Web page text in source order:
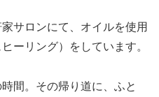
サロンにて、オイルを使用
ーリング）をしています。
間。その帰り道に、ふと